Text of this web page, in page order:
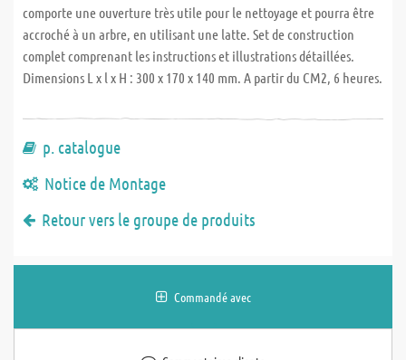
comporte une ouverture très utile pour le nettoyage et pourra être
accroché à un arbre, en utilisant une latte. Set de construction
complet comprenant les instructions et illustrations détaillées.
Dimensions L x l x H : 300 x 170 x 140 mm. A partir du CM2, 6 heures.
p. catalogue
Notice de Montage
Retour vers le groupe de produits
Commandé avec